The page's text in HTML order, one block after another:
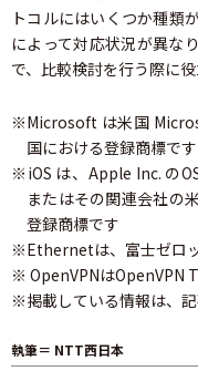
トコルにはいくつか種類
によって対応状況が異な
で、比較検討を行う際に役
※Microsoft は米国
国における登録商標です
※iOS は、Apple Inc. の
またはその関連会社の
登録商標です
※Ethernetは、富士ゼロ
※ OpenVPNはOpenVPN
※掲載している情報は、
執筆＝ NTT西日本